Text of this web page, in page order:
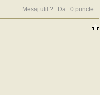
Mesaj util ? Da 0 puncte